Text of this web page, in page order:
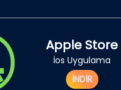
Apple Store
İos Uygulama
İNDİR